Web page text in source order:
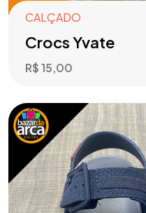
CALÇADO
Crocs Yvate
R$15,00